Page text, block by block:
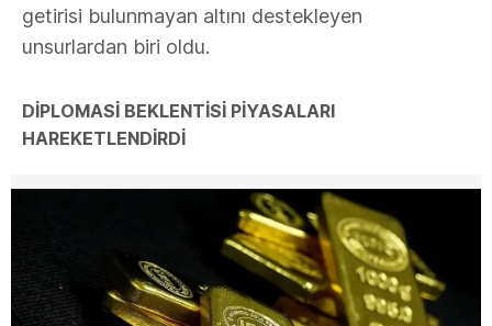
getirisi bulunmayan altını destekleyen
unsurlardan biri oldu.
DİPLOMASİ BEKLENTİSİ PİYASALARI
HAREKETLENDİRDİ